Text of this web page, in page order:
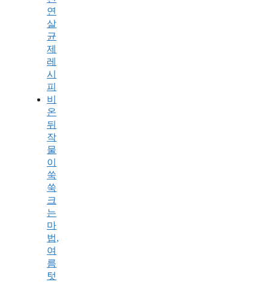
연
살
균
제
레
시
피
비
온
뒤
작
물
이
쑥
쑥
크
는
마
법,
여
름
텃